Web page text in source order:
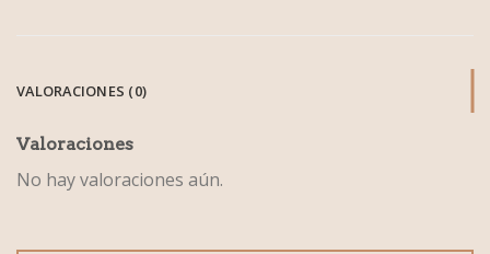
VALORACIONES (0)
Valoraciones
No hay valoraciones aún.